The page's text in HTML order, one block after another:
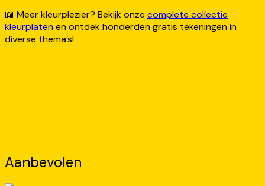
📖 Meer kleurplezier? Bekijk onze complete collectie
kleurplatenen ontdek honderden gratis tekeningen in
diverse thema’s!
Aanbevolen